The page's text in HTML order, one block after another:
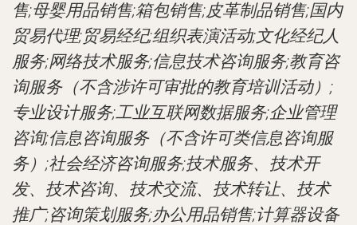
售;母婴用品销售;箱包销售;皮革制品销售;国内
贸易代理;贸易经纪;组织表演活动;文化经纪人
服务;网络技术服务;信息技术咨询服务;教育咨
询服务（不含涉许可审批的教育培训活动）;
专业设计服务;工业互联网数据服务;企业管理
咨询;信息咨询服务（不含许可类信息咨询服
务）;社会经济咨询服务;技术服务、技术开
发、技术咨询、技术交流、技术转让、技术
推广;咨询策划服务;办公用品销售;计算器设备